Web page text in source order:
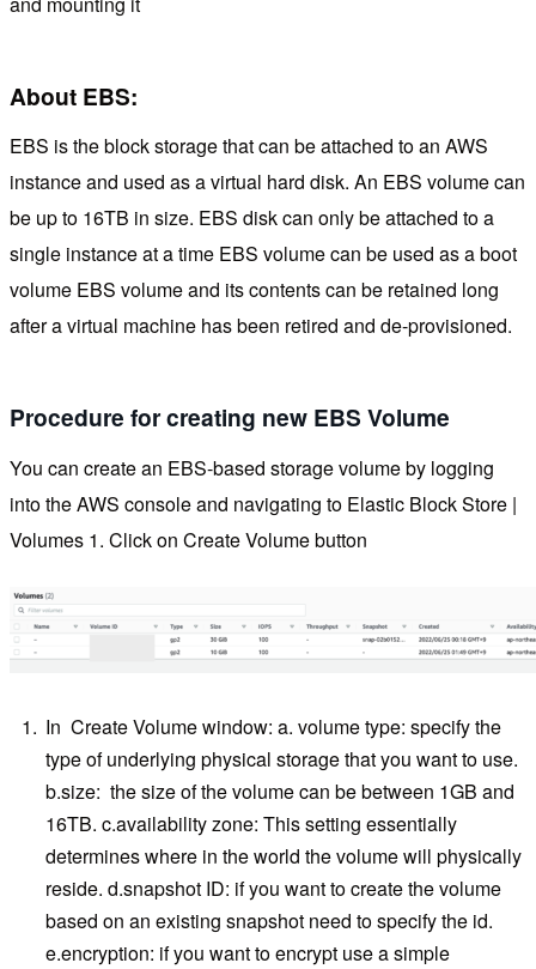
About EBS:
EBS is the block storage that can be attached to an AWS
instance and used as a virtual hard disk. An EBS volume can
be up to 16TB in size. EBS disk can only be attached to a
single instance at a time EBS volume can be used as a boot
volume EBS volume and its contents can be retained long
after a virtual machine has been retired and de-provisioned.
Procedure for creating new EBS Volume
You can create an EBS-based storage volume by logging
into the AWS console and navigating to Elastic Block Store |
Volumes 1. Click on Create Volume button
In Create Volume window: a. volume type: specify the
type of underlying physical storage that you want to use.
b.size: the size of the volume can be between 1GB and
16TB. c.availability zone: This setting essentially
determines where in the world the volume will physically
reside. d.snapshot ID: if you want to create the volume
based on an existing snapshot need to specify the id.
e.encryption: if you want to encrypt use a simple